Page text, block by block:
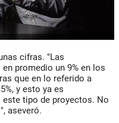
cifras. "Las
promedio un 9% en los
que en lo referido a
y esto ya es
tipo de proyectos. No
aseveró.